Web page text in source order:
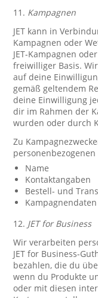
11. Kampagnen
JET kann in
Kampagnen oder
JET-Kampagnen
freiwilliger Basis.
auf deine
gemäß geltendem
deine Einwilligung
dir im Rahmen der
wurden oder durch
Zu
Name
Kontaktangaben
Bestell- und
12. JET for Business
Wir verarbeiten
JET for Business-
bezahlen, die du
wenn du Produkte
oder mit diesen